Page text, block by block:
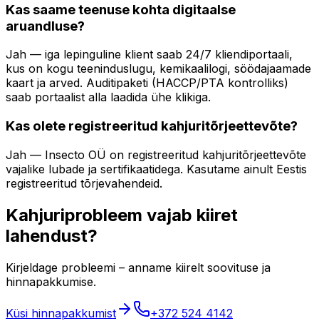
Kas saame teenuse kohta digitaalse
aruandluse?
Jah — iga lepinguline klient saab 24/7 kliendiportaali,
kus on kogu teeninduslugu, kemikaalilogi, söödajaamade
kaart ja arved. Auditipaketi (HACCP/PTA kontrolliks)
saab portaalist alla laadida ühe klikiga.
Kas olete registreeritud kahjuritõrjeettevõte?
Jah — Insecto OÜ on registreeritud kahjuritõrjeettevõte
vajalike lubade ja sertifikaatidega. Kasutame ainult Eestis
registreeritud tõrjevahendeid.
Kahjuriprobleem vajab kiiret
lahendust?
Kirjeldage probleemi – anname kiirelt soovituse ja
hinnapakkumise.
Küsi hinnapakkumist
+372 524 4142